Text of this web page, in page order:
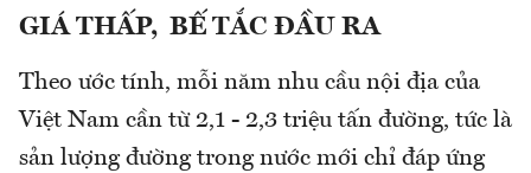
GIÁ THẤP, BẾ TẮC ĐẦU RA
Theo ước tính, mỗi năm nhu cầu nội địa của
Việt Nam cần từ 2,1 - 2,3 triệu tấn đường, tức là
sản lượng đường trong nước mới chỉ đáp ứng